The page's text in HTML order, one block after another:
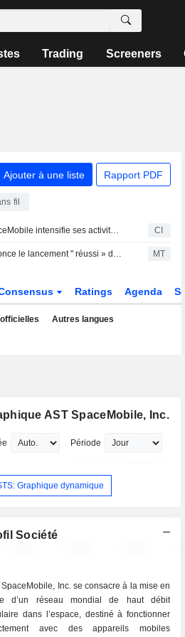
Trading Screeners
Ajouter à une liste Rapport PDF
fil
AST SpaceMobile intensifie ses activités pour accélérer la connectivité haut débit cellulaire par satellite en Europe CI
AST annonce le lancement " réussi » de trois satellites BlueBird MT
Ratings Agenda
Autres langues
AST SpaceMobile, Inc.
Période
Graphique dynamique
Société
SpaceMobile, Inc. se consacre à la mise en
d’un réseau mondial de haut débit
dans l’espace, destiné à fonctionner
avec des appareils mobiles